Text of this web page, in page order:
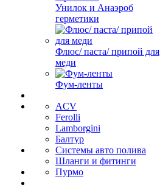
Унилок и Анаэроб
герметики
Флюс/ паста/ припой для
меди
Фум-ленты
ACV
Ferolli
Lamborgini
Балтур
Системы авто полива
Шланги и фитинги
Пурмо